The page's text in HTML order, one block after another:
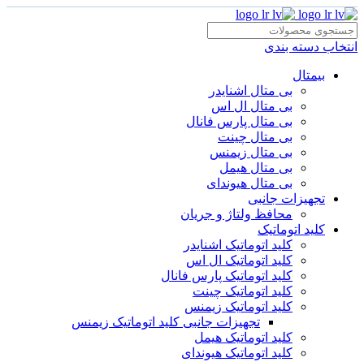
انتخاب دسته بندی
بیمتال
بی متال اشنایدر
بی متال ال اس
بی متال پارس فانال
بی متال چینت
بی متال زیمنس
بی متال هیمل
بی متال هیوندای
تجهیزات جانبی
محافظ ولتاژ و‌ جریان
کلید اتوماتیک
کلید اتوماتیک اشنایدر
کلید اتوماتیک ال اس
کلید اتوماتیک پارس فانال
کلید اتوماتیک چینت
کلید اتوماتیک زیمنس
تجهیزات جانبی کلید اتوماتیک زیمنس
کلید اتوماتیک هیمل
کلید اتوماتیک هیوندای